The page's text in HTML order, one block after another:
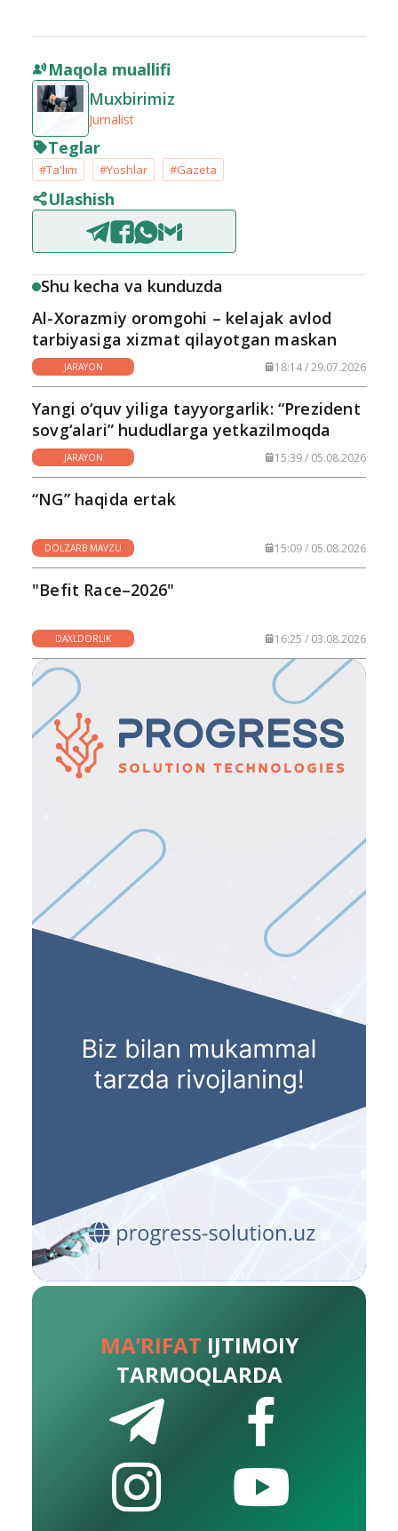
Maqola muallifi
Muxbirimiz
Jurnalist
Teglar
#Ta'lim #Yoshlar #Gazeta
Ulashish
Shu kecha va kunduzda
Al-Xorazmiy oromgohi – kelajak avlod
tarbiyasiga xizmat qilayotgan maskan
JARAYON 18:14 / 29.07.2026
Yangi o‘quv yiliga tayyorgarlik: “Prezident
sovg‘alari” hududlarga yetkazilmoqda
JARAYON 15:39 / 05.08.2026
“NG” haqida ertak
DOLZARB MAVZU 15:09 / 05.08.2026
"Befit Race–2026"
DAXLDORLIK 16:25 / 03.08.2026
MA’RIFAT IJTIMOIY
TARMOQLARDA